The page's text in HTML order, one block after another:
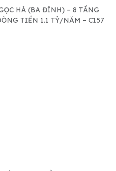
HÀ (BA ĐÌNH) – 8 TẦNG
TIỀN 1.1 TỶ/NĂM – C157